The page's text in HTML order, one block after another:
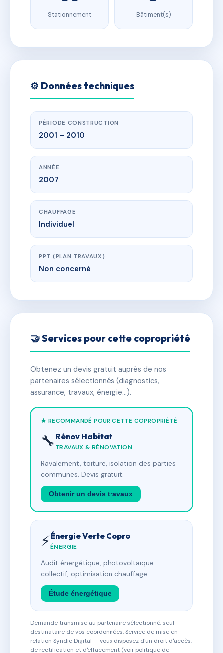
Stationnement Bâtiment(s)
⚙️ Données techniques
PÉRIODE CONSTRUCTION
2001 – 2010
ANNÉE
2007
CHAUFFAGE
Individuel
PPT (PLAN TRAVAUX)
Non concerné
🤝 Services pour cette copropriété
Obtenez un devis gratuit auprès de nos
partenaires sélectionnés (diagnostics,
assurance, travaux, énergie…).
★ RECOMMANDÉ POUR CETTE COPROPRIÉTÉ
🔧 Rénov Habitat
TRAVAUX & RÉNOVATION
Ravalement, toiture, isolation des parties
communes. Devis gratuit.
Obtenir un devis travaux
⚡Énergie Verte Copro
ÉNERGIE
Audit énergétique, photovoltaïque
collectif, optimisation chauffage.
Étude énergétique
Demande transmise au partenaire sélectionné, seul
destinataire de vos coordonnées. Service de mise en
relation Syndic Digital — vous disposez d'un droit d'accès,
de rectification et d'effacement (voir politique de